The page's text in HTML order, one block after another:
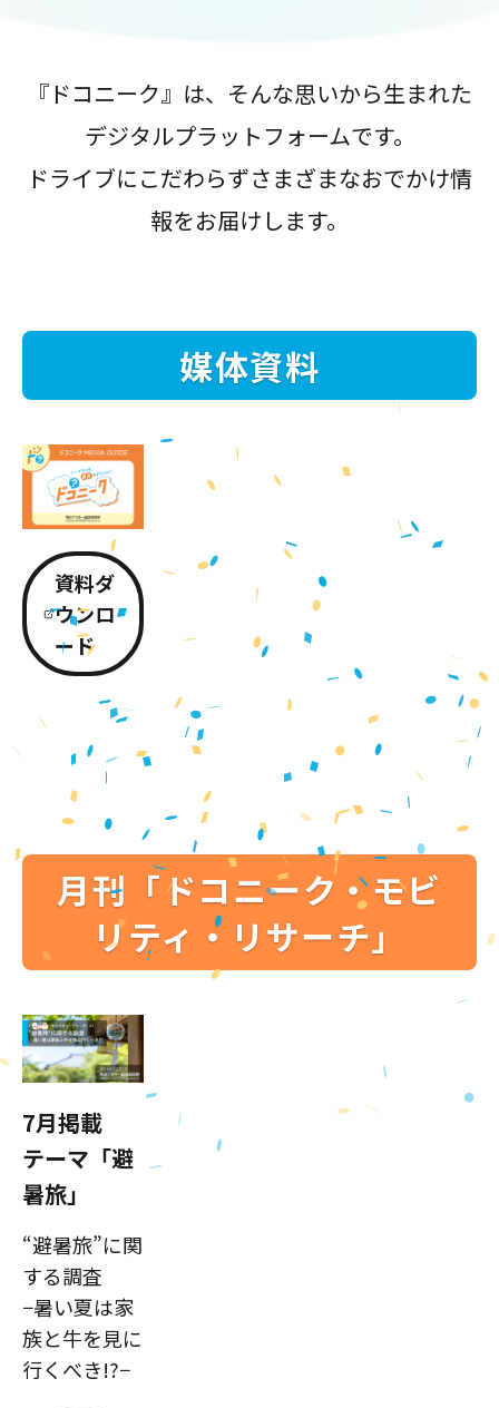
『ドコニーク』は、そんな思いから生まれた
デジタルプラットフォームです。
ドライブにこだわらずさまざまなおでかけ情
報をお届けします。
媒体資料
資料ダ
ウンロ
ード
月刊「ドコニーク・モビ
リティ・リサーチ」
7月掲載
テーマ「避
暑旅」
“避暑旅”に関
する調査
−暑い夏は家
族と牛を見に
行くべき!?−